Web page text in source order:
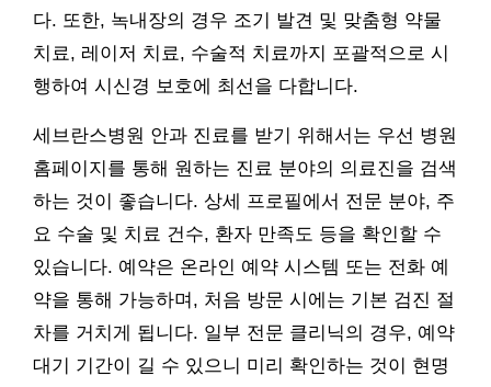
다. 또한, 녹내장의 경우 조기 발견 및 맞춤형 약물
치료, 레이저 치료, 수술적 치료까지 포괄적으로 시
행하여 시신경 보호에 최선을 다합니다.
세브란스병원 안과 진료를 받기 위해서는 우선 병원
홈페이지를 통해 원하는 진료 분야의 의료진을 검색
하는 것이 좋습니다. 상세 프로필에서 전문 분야, 주
요 수술 및 치료 건수, 환자 만족도 등을 확인할 수
있습니다. 예약은 온라인 예약 시스템 또는 전화 예
약을 통해 가능하며, 처음 방문 시에는 기본 검진 절
차를 거치게 됩니다. 일부 전문 클리닉의 경우, 예약
대기 기간이 길 수 있으니 미리 확인하는 것이 현명